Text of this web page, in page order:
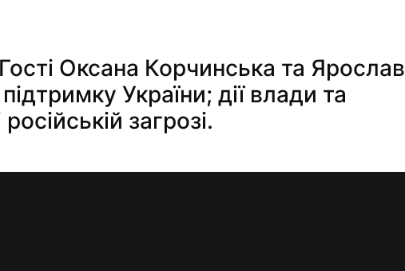
Оксана Корчинська та Ярослав
України; дії влади та
загрозі.